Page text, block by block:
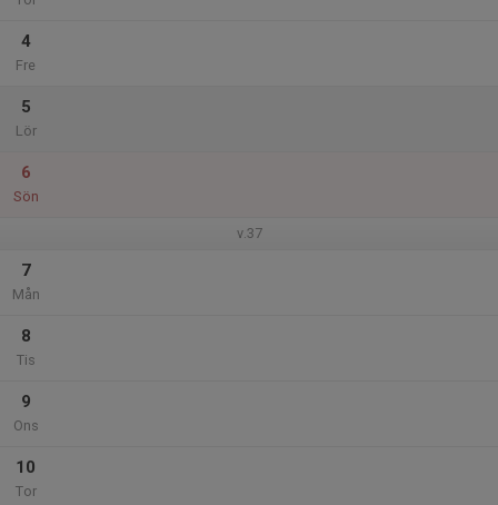
4
Fre
5
Lör
6
Sön
v.37
7
Mån
8
Tis
9
Ons
10
Tor